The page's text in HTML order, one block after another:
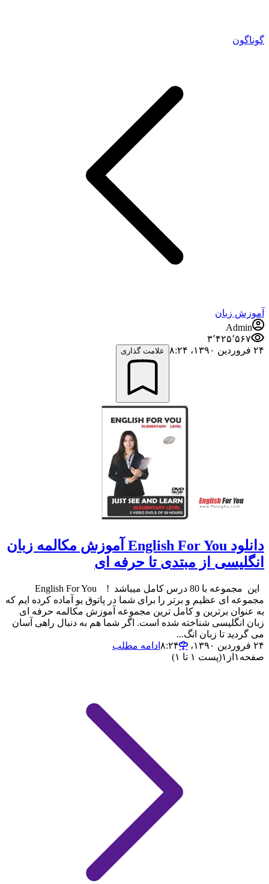
گوناگون
آموزش زبان
Admin
۳٬۴۲۵٬۵۶۷
۲۴ فروردین ۱۳۹۰،‏ ۸:۲۴
علامت گذاری
دانلود English For You آموزش مکالمه زبان
انگلیسی از مبتدی تا حرفه ای
این مجموعه با 80 درس کامل میباشد ! English For You
مجموعه ای عظیم و برتر را برای شما در پاتوق یو آماده کرده ایم که
به عنوان برترین و کامل ترین مجموعه آموزش مکالمه حرفه ای
زبان انگلیسی شناخته شده است. اگر شما هم به دنبال راهی آسان
می گردید تا زبان انگ...
۲۴ فروردین ۱۳۹۰،‏ ۸:۲۴
ادامه مطلب
صفحه ۱ از ۱(پست ۱ تا ۱)